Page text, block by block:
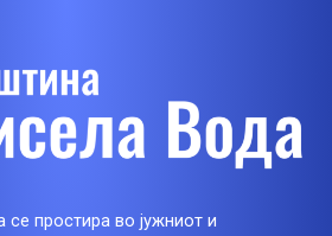
простира во јужниот и